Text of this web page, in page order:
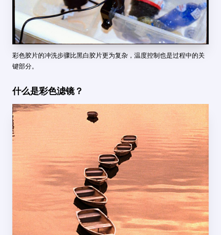
彩色胶片的冲洗步骤比黑白胶片更为复杂，温度控制也是过程中的关
键部分。
什么是彩色滤镜？